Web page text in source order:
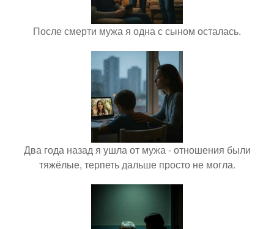
После смерти мужа я одна с сыном осталась.
Два года назад я ушла от мужа - отношения были
тяжёлые, терпеть дальше просто не могла.